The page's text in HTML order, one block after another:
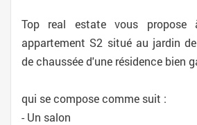
Top real estate vous
appartement S2 situé au jardin
de chaussée d'une résidence bien
qui se compose comme suit :
- Un salon